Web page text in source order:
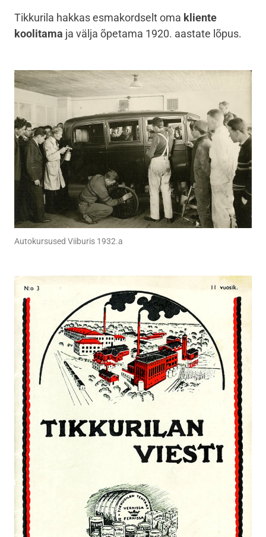
Tikkurila hakkas esmakordselt oma kliente
koolitama ja välja õpetama 1920. aastate lõpus.
Autokursused Viiburis 1932.a